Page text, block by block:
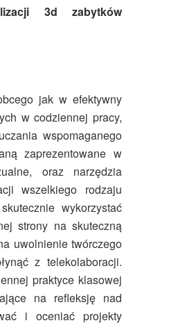
3d zabytków
jak w efektywny
w codziennej pracy,
wspomaganego
zaprezentowane w
oraz narzędzia
wszelkiego rodzaju
wykorzystać
strony na skuteczną
uwolnienie twórczego
z telekolaboracji.
praktyce klasowej
na refleksję nad
i oceniać projekty